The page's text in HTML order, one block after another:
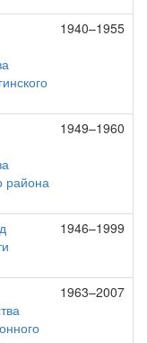
1940–1955
района
1949–1960
1946–1999
1963–2007